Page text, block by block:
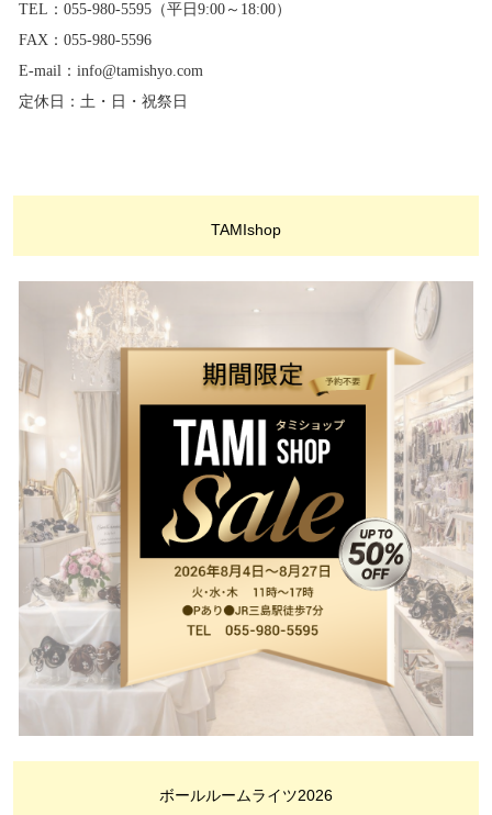
TEL：055-980-5595（平日9:00～18:00）
FAX：055-980-5596
E-mail：info@tamishyo.com
定休日：土・日・祝祭日
TAMIshop
ボールルームライツ2026